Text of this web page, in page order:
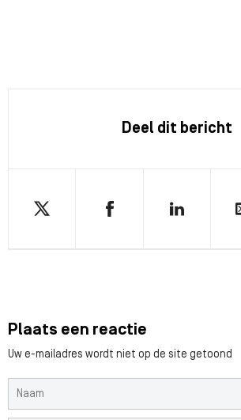
Deel dit bericht
Plaats een reactie
Uw e-mailadres wordt niet op de site getoond